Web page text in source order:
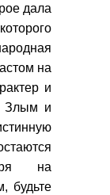
дала
на
и
Злым и
на
будьте